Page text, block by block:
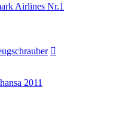
Airlines Nr.1
2011